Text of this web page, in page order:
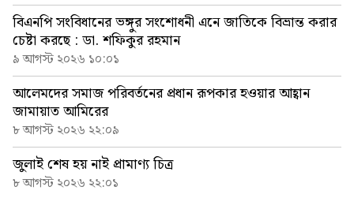
বিএনপি সংবিধানের ভঙ্গুর সংশোধনী এনে জাতিকে বিভ্রান্ত করার
চেষ্টা করছে : ডা. শফিকুর রহমান
৯ আগস্ট ২০২৬ ১০:০১
আলেমদের সমাজ পরিবর্তনের প্রধান রূপকার হওয়ার আহ্বান
জামায়াত আমিরের
৮ আগস্ট ২০২৬ ২২:০৯
জুলাই শেষ হয় নাই প্রামাণ্য চিত্র
৮ আগস্ট ২০২৬ ২২:০১